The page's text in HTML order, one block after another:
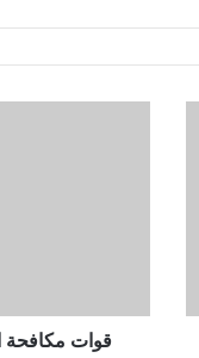
قوات مكافحة